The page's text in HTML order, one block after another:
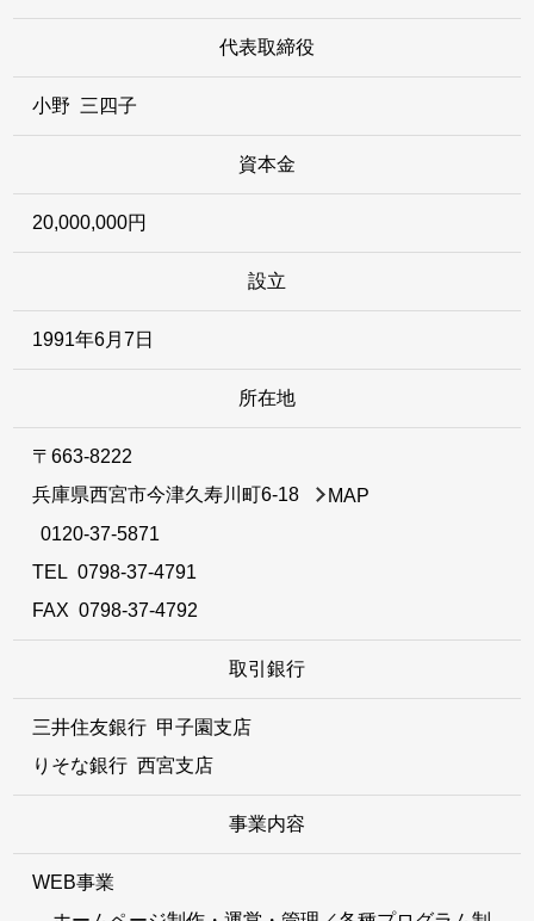
代表取締役
小野 三四子
資本金
20,000,000円
設立
1991年6月7日
所在地
〒663-8222
兵庫県西宮市今津久寿川町6-18
MAP
0120-37-5871
TEL0798-37-4791
FAX 0798-37-4792
取引銀行
三井住友銀行 甲子園支店
りそな銀行 西宮支店
事業内容
WEB事業